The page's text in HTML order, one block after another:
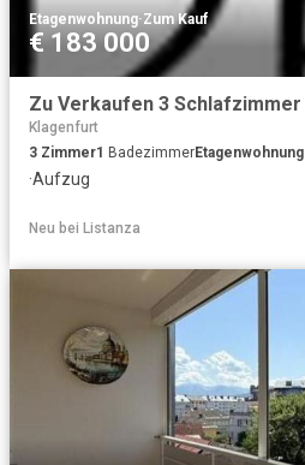
Etagenwohnung·Zum Kauf
€ 183 000
Klagenfurt
3 Zimmer1 BadezimmerEtagenwohnung
·Aufzug
Neu bei Listanza